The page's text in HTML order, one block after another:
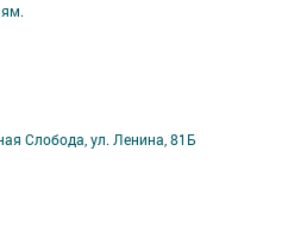
Слобода, ул. Ленина, 81Б